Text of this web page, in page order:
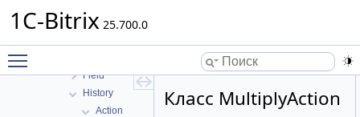
1C-Bitrix 25.700.0
DataLoader
Field
History
Action
Класс MultiplyAction